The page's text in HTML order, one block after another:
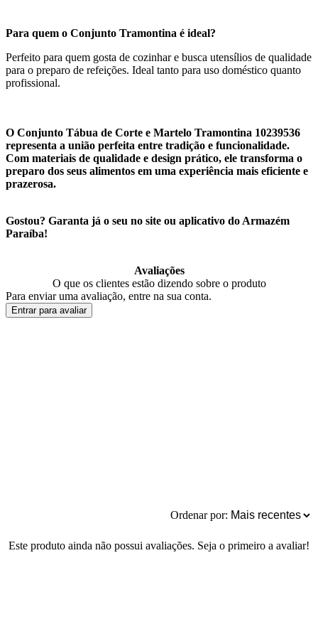
Para quem o Conjunto Tramontina é ideal?
Perfeito para quem gosta de cozinhar e busca utensílios de qualidade
para o preparo de refeições. Ideal tanto para uso doméstico quanto
profissional.
O Conjunto Tábua de Corte e Martelo Tramontina 10239536
representa a união perfeita entre tradição e funcionalidade.
Com materiais de qualidade e design prático, ele transforma o
preparo dos seus alimentos em uma experiência mais eficiente e
prazerosa.
Gostou? Garanta já o seu no site ou aplicativo do Armazém
Paraíba!
Avaliações
O que os clientes estão dizendo sobre o produto
Para enviar uma avaliação, entre na sua conta.
Entrar para avaliar
Ordenar por:
Este produto ainda não possui avaliações. Seja o primeiro a avaliar!